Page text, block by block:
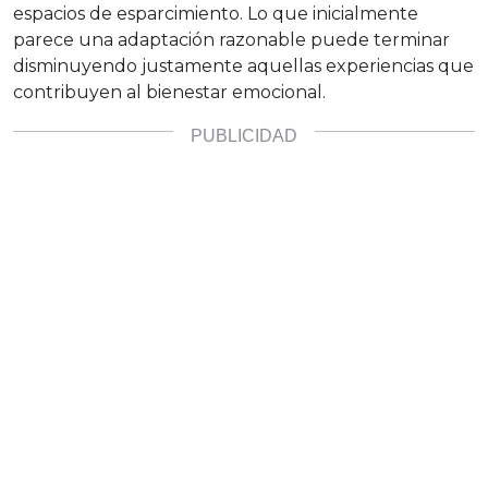
espacios de esparcimiento. Lo que inicialmente
parece una adaptación razonable puede terminar
disminuyendo justamente aquellas experiencias que
contribuyen al bienestar emocional.